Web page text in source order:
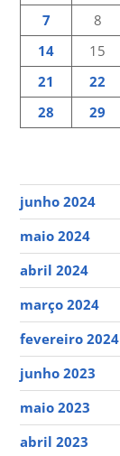
7 8
14
15
21
22
28
29
junho 2024
maio 2024
abril 2024
março 2024
fevereiro 2024
junho 2023
maio 2023
abril 2023